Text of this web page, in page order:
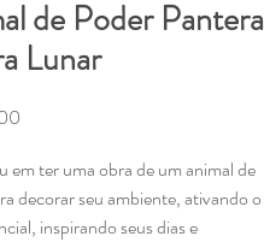
de Poder Pantera
Lunar
em ter uma obra de um animal de
decorar seu ambiente, ativando o
inspirando seus dias e